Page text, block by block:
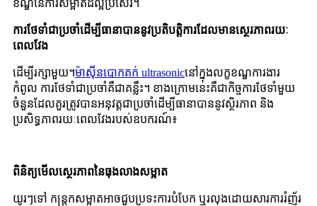
ខណ្ឌនៃការសម្អាតដ៏ល្អប្រសើរ។
ការថែទាំជាប្រចាំដើម្បីធានាបាននូវប្រតិបត្តិការដែលមានស្ថេរភាពរយៈ
ពេលវែង
ដើម្បីរក្សាមួយ។ម៉ាស៊ីនបោកគក់ ultrasonicនៅក្នុងលក្ខខណ្ឌការងារ
កំពូល ការថែទាំជាប្រចាំគឺជាគន្លឹះ។ ខាង​ក្រោម​នេះ​គឺ​ជា​កិច្ចការ​ថែទាំ​មួយ​
ចំនួន​ដែល​គួរ​ត្រូវ​បាន​អនុវត្ត​ជា​ប្រចាំ​ដើម្បី​ធានា​បាន​នូវ​ស្ថិរភាព និង​
ប្រសិទ្ធភាព​រយៈពេល​វែង​របស់​ឧបករណ៍៖
ពិនិត្យមើលស្ថេរភាពនៃធុងលាងសម្អាត
យូរៗទៅ កន្ត្រកសម្អាតអាចជួបប្រទះការបំបែក ឬរលុងដោយសារការរំញ័រ